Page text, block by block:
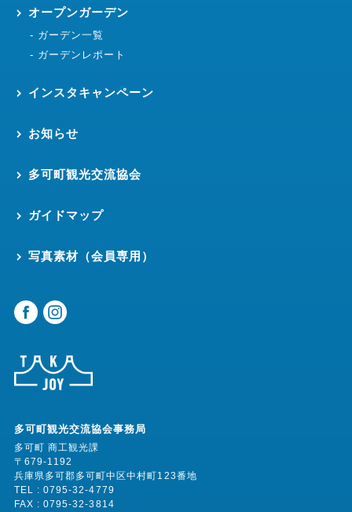
オープンガーデン
ガーデン一覧
ガーデンレポート
インスタキャンペーン
お知らせ
多可町観光交流協会
ガイドマップ
写真素材（会員専用）
多可町観光交流協会事務局
多可町 商工観光課
〒679-1192
兵庫県多可郡多可町中区中村町123番地
TEL : 0795-32-4779
FAX : 0795-32-3814